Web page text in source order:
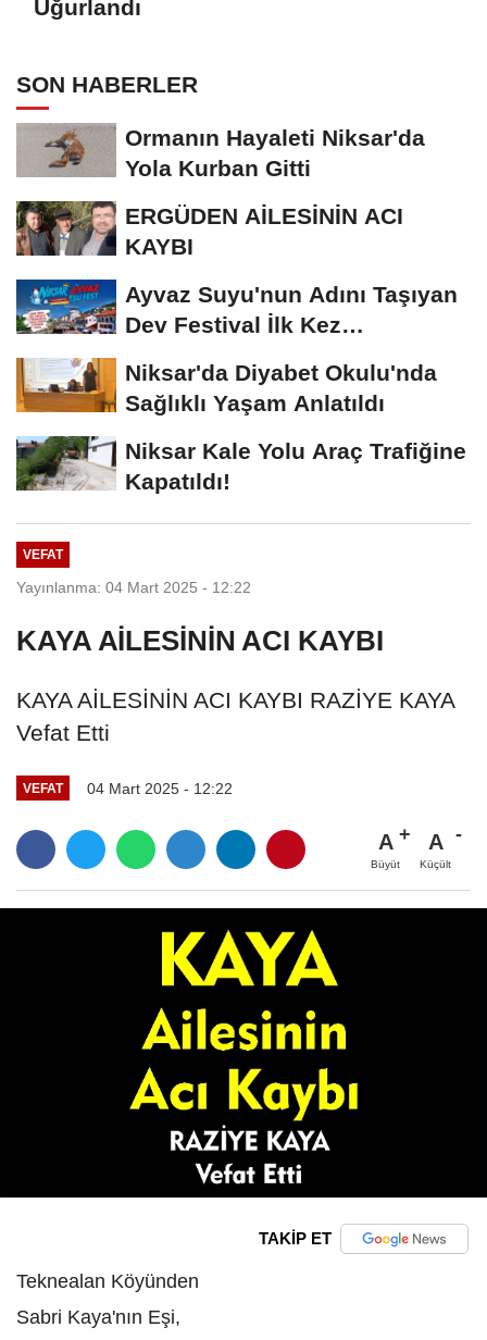
Uğurlandı
SON HABERLER
Ormanın Hayaleti Niksar'da
Yola Kurban Gitti
ERGÜDEN AİLESİNİN ACI
KAYBI
Ayvaz Suyu'nun Adını Taşıyan
Dev Festival İlk Kez
Niksar'da Diyabet Okulu'nda
Sağlıklı Yaşam Anlatıldı
Niksar Kale Yolu Araç Trafiğine
Kapatıldı!
VEFAT
Yayınlanma: 04 Mart 2025 - 12:22
KAYA AİLESİNİN ACI KAYBI
KAYA AİLESİNİN ACI KAYBI RAZİYE KAYA
Vefat Etti
VEFAT 04 Mart 2025 - 12:22
A
Büyüt
A
Küçült
TAKİP ET
Teknealan Köyünden
Sabri Kaya'nın Eşi,